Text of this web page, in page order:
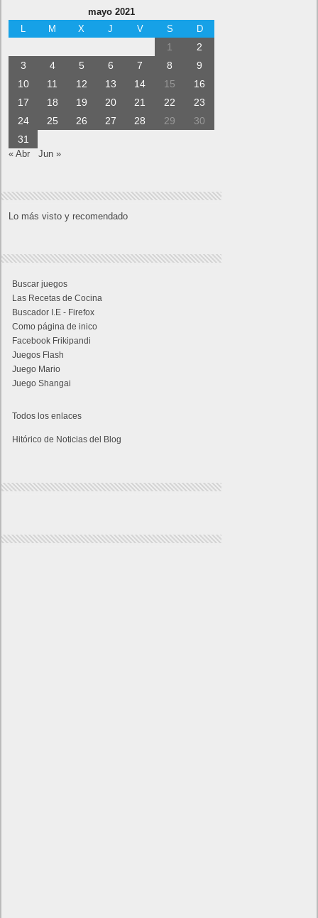
mayo 2021
L
M X J V S D
1
2
3
4 5 6 7 8
9
10
11 12 13 14 15
16
17
18 19 20 21 22
23
24
25 26 27 28 29
30
31
« Abr Jun »
Lo más visto y recomendado
Buscar juegos
Las Recetas de Cocina
Buscador I.E - Firefox
Como página de inico
Facebook Frikipandi
Juegos Flash
Juego Mario
Juego Shangai
Todos los enlaces
Hitórico de Noticias del Blog